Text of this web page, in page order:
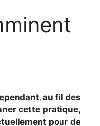
au fil des
cette pratique,
pour de